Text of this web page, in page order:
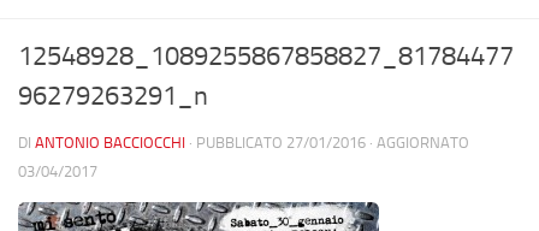
12548928_1089255867858827_81784477
96279263291_n
DI ANTONIO BACCIOCCHI · PUBBLICATO 27/01/2016 · AGGIORNATO
03/04/2017